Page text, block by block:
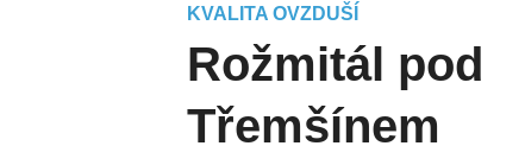
KVALITA OVZDUŠÍ
Rožmitál pod
Třemšínem